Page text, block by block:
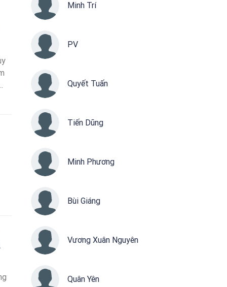
Minh Trí
PV
Quyết Tuấn
Tiến Dũng
Minh Phương
Bùi Giáng
Vương Xuân Nguyên
Quân Yên